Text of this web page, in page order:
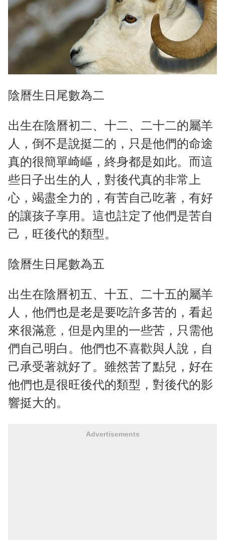
陰曆生日尾數為二
出生在陰曆初二、十二、二十二的屬羊
人，倒不是說挺二的，只是他們的命途
真的很簡單崎嶇，終身都是如此。而這
些日子出生的人，對後代真的非常上
心，竭盡全力的，有苦自己吃著，有好
的讓孩子享用。這也註定了他們是苦自
己，旺後代的類型。
陰曆生日尾數為五
出生在陰曆初五、十五、二十五的屬羊
人，他們也是老是要吃許多苦的，看起
來很滿意，但是內里的一些苦，只需他
們自己明白。他們也不喜歡與人說，自
己承受著就好了。雖然苦了點兒，好在
他們也是很旺後代的類型，對後代的影
響挺大的。
Advertisements